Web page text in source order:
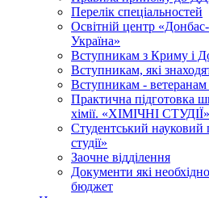
Перелік спеціальностей
Освітній центр
Україна»
Вступникам з Криму і
Вступникам, які
Вступникам - ветеранам
Практична підготовка
хімії. «ХІМІЧНІ СТУДІЇ»
Студентський науковий
студії»
Заочне відділення
Документи які
бюджет